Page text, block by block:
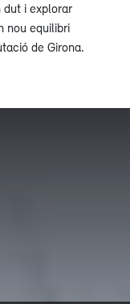
dut i explorar
nou equilibri
de Girona.